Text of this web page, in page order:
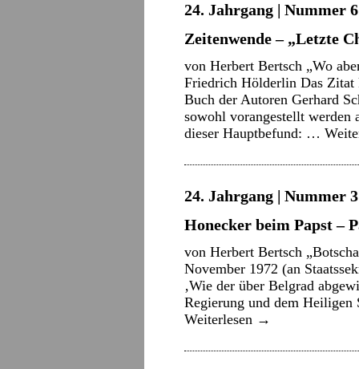
24. Jahrgang | Nummer
Zeitenwende – „Letzte
von Herbert Bertsch „Wo
Friedrich Hölderlin Das Zitat
Buch der Autoren Gerhard
sowohl vorangestellt werden
dieser Hauptbefund: …
24. Jahrgang | Nummer
Honecker beim Papst –
von Herbert Bertsch
November 1972 (an
‚Wie der über Belgrad
Regierung und dem
Weiterlesen →